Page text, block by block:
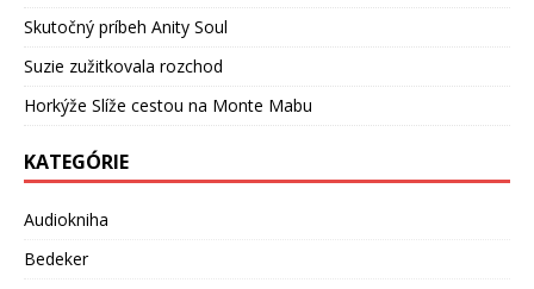
Skutočný príbeh Anity Soul
Suzie zužitkovala rozchod
Horkýže Slíže cestou na Monte Mabu
KATEGÓRIE
Audiokniha
Bedeker